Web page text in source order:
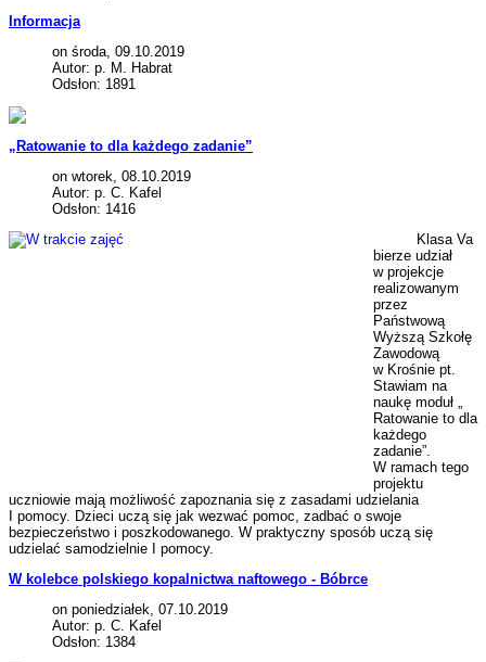
Informacja
on środa, 09.10.2019
Autor: p. M. Habrat
Odsłon: 1891
„Ratowanie to dla każdego zadanie”
on wtorek, 08.10.2019
Autor: p. C. Kafel
Odsłon: 1416
Klasa Va
bierze udział
w projekcje
realizowanym
przez
Państwową
Wyższą Szkołę
Zawodową
w Krośnie pt.
Stawiam na
naukę moduł „
Ratowanie to dla
każdego
zadanie”.
W ramach tego
projektu
uczniowie mają możliwość zapoznania się z zasadami udzielania
I pomocy. Dzieci uczą się jak wezwać pomoc, zadbać o swoje
bezpieczeństwo i poszkodowanego. W praktyczny sposób uczą się
udzielać samodzielnie I pomocy.
W kolebce polskiego kopalnictwa naftowego - Bóbrce
on poniedziałek, 07.10.2019
Autor: p. C. Kafel
Odsłon: 1384